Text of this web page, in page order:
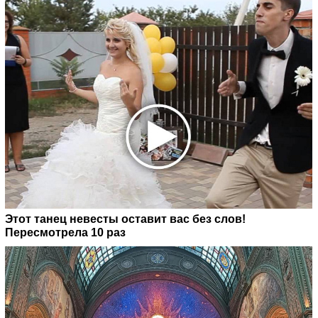
Этот танец невесты оставит вас без слов!
Пересмотрела 10 раз